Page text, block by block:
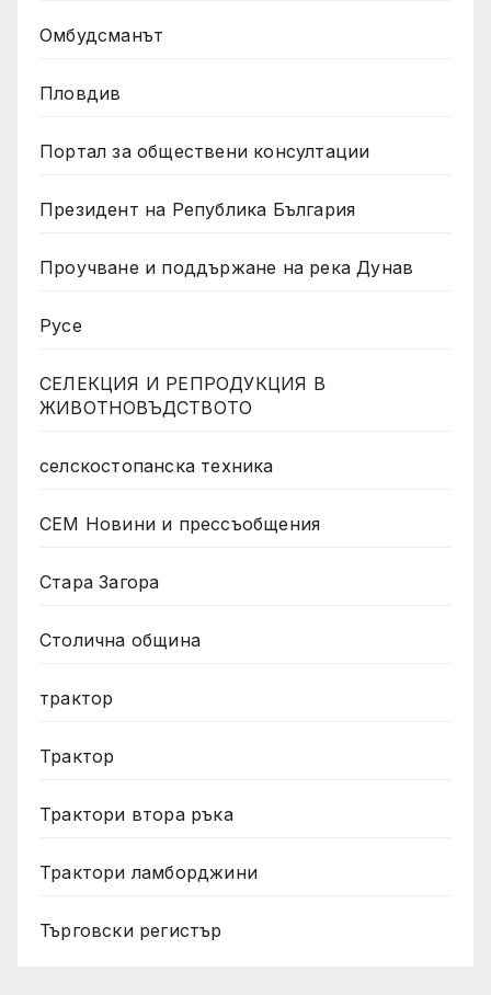
Омбудсманът
Пловдив
Портал за обществени консултации
Президент на Република България
Проучване и поддържане на река Дунав
Русе
СЕЛЕКЦИЯ И РЕПРОДУКЦИЯ В
ЖИВОТНОВЪДСТВОТО
селскостопанска техника
СЕМ Новини и прессъобщения
Стара Загора
Столична община
трактор
Трактор
Трактори втора ръка
Трактори ламборджини
Търговски регистър